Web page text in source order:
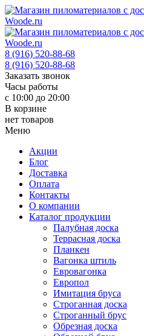
8 (916) 520-88-68
8 (916) 520-88-68
Заказать звонок
Часы работы
с 10:00 до 20:00
В корзине
нет товаров
Меню
Акции
Блог
Доставка
Оплата
Контакты
О компании
Каталог продукции
Палубная доска
Террасная доска
Планкен
Вагонка штиль
Евровагонка
Европол
Имитация бруса
Строганная доска
Строганный брус
Обрезная доска